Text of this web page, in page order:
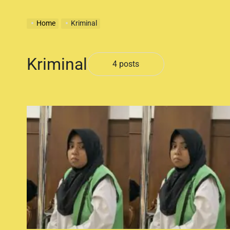
Home Kriminal
Kriminal 4 posts